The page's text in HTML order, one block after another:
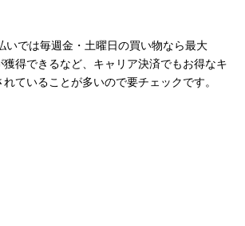
いでは毎週金・土曜日の買い物なら最大
得できるなど、キャリア決済でもお得なキ
ていることが多いので要チェックです。